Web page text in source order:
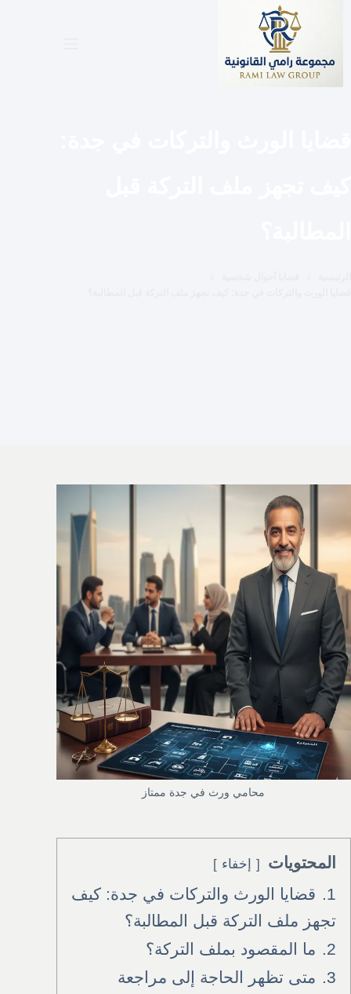
محامي ورث في جدة ممتاز
المحتويات إخفاء
1.
قضايا الورث والتركات في جدة: كيف
تجهز ملف التركة قبل المطالبة؟
2.
ما المقصود بملف التركة؟
3.
متى تظهر الحاجة إلى مراجعة